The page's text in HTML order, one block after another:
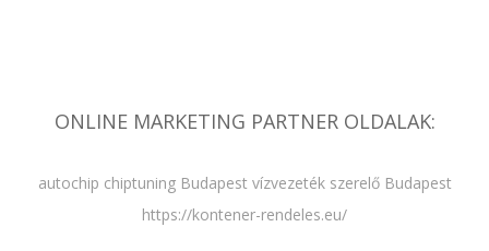
ONLINE MARKETING PARTNER OLDALAK:
autochip chiptuning Budapest vízvezeték szerelő Budapest
https://kontener-rendeles.eu/